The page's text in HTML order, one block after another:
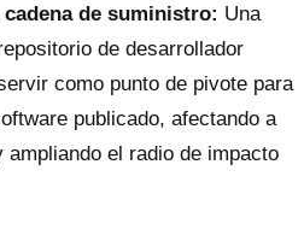
de suministro: Una
de desarrollador
como punto de pivote para
publicado, afectando a
el radio de impacto